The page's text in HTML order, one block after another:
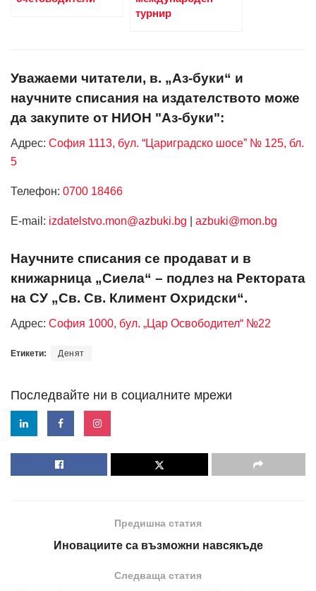
турнир
Уважаеми читатели, в. „Аз-буки“ и
научните списания на издателството може
да закупите от НИОН "Аз-буки":
Адрес: София 1113, бул. “Цариградско шосе” № 125, бл.
5
Телефон: 0700 18466
Е-mail: izdatelstvo.mon@azbuki.bg azbuki@mon.bg
Научните списания се продават и в
книжарница „Сиела“ – подлез на Ректората
на СУ „Св. Св. Климент Охридски“.
Адрес: София 1000, бул. „Цар Освободител“ №22
Етикети: Денят
Последвайте ни в социалните мрежи
Предишна статия
Иновациите са възможни навсякъде
Следваща статия